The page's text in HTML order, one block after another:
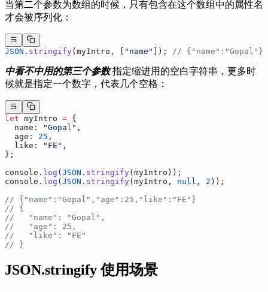
当第二个参数为数组的时候，只有包含在这个数组中的属性名
才会被序列化：
JSON . stringify(myIntro, [ "name" ]); // {"name":"Gopal"}
中看不中用的第三个参数指定缩进用的空白字符串，更多时
候就是指定一个数字，代表几个空格：
let myIntro = {
  name:
"Gopal" ,
  age:
25 ,
  like:
"FE" ,
};
console. log (JSON . stringify(myIntro));
console. log (JSON . stringify(myIntro, null , 2 ));
// {"name":"Gopal","age":25,"like":"FE"}
// {
//   "name": "Gopal",
//   "age": 25,
//   "like": "FE"
// }
JSON.stringify 使用场景